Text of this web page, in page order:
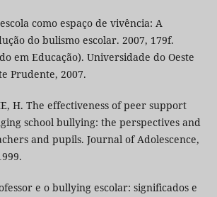
como espaço de vivência: A
do bulismo escolar. 2007, 179f.
em Educação). Universidade do Oeste
Prudente, 2007.
H. The effectiveness of peer support
school bullying: the perspectives and
and pupils. Journal of Adolescence,
e o bullying escolar: significados e